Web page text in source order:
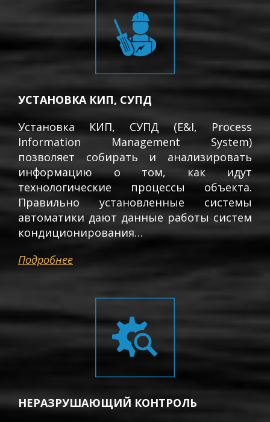
УСТАНОВКА КИП, СУПД
Установка КИП, СУПД (E&I, Process
Information Management System)
позволяет собирать и анализировать
информацию о том, как идут
технологические процессы объекта.
Правильно установленные системы
автоматики дают данные работы систем
кондиционирования…
Подробнее
НЕРАЗРУШАЮЩИЙ КОНТРОЛЬ